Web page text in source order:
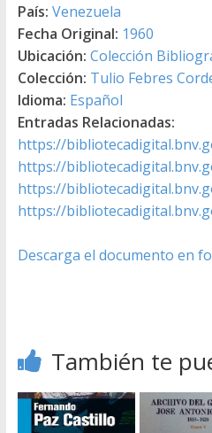
País: Venezuela
Fecha Original: 1960
Ubicación: Colección
Colección: Tulio Febres
Idioma: Español
Entradas Relacionadas:
https://
https://
https://
https://
Descarga el documento en
También te